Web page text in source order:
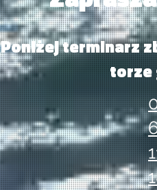
Poniżej terminarz
torze